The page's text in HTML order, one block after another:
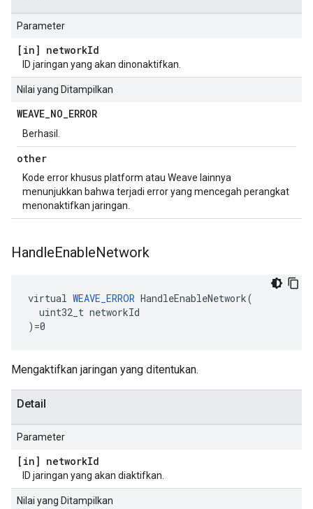
Parameter
[in] networkId
ID jaringan yang akan dinonaktifkan.
Nilai yang Ditampilkan
WEAVE_NO_ERROR
Berhasil.
other
Kode error khusus platform atau Weave lainnya
menunjukkan bahwa terjadi error yang mencegah perangkat
menonaktifkan jaringan.
HandleEnableNetwork
virtual WEAVE_ERROR HandleEnableNetwork(
  uint32_t networkId
)=0
Mengaktifkan jaringan yang ditentukan.
Detail
Parameter
[in] networkId
ID jaringan yang akan diaktifkan.
Nilai yang Ditampilkan